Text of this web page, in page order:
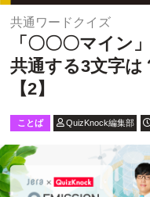
共通ワードクイズ
「〇〇〇マイン
共通する3文字は
【2】
ことば QuizKnock編集部